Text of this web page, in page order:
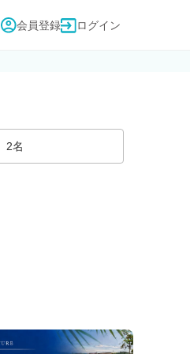
会員登録 ログイン
2名